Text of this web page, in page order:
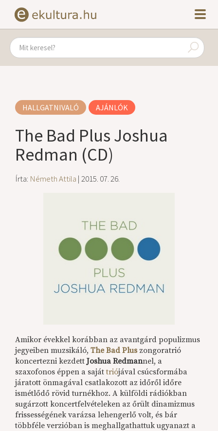
HALLGATNIVALÓ AJÁNLÓK
The Bad Plus Joshua
Redman (CD)
Írta: Németh Attila | 2015. 07. 26.
Amikor évekkel korábban az avantgárd populizmus
jegyeiben muzsikáló,The Bad Plus zongoratrió
koncertezni kezdettJoshua Redmannel, a
szaxofonos éppen a sajáttriójával csúcsformába
járatott önmagával csatlakozott az időről időre
ismétlődő rövid turnékhoz. A külföldi rádiókban
sugárzott koncertfelvételeken az őrült dinamizmus
frissességének varázsa lehengerlő volt, és bár
többféle verzióban is meghallgathattuk ugyanazt a